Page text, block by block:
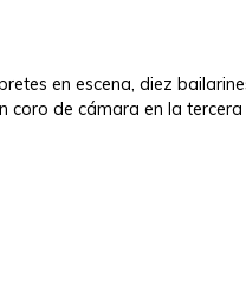
en escena, diez
coro de cámara en la